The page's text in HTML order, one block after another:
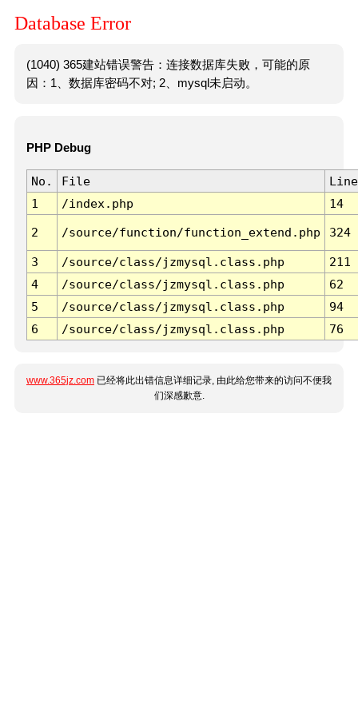
Database Error
(1040) 365建站错误警告：连接数据库失败，可能的原
因：1、数据库密码不对; 2、mysql未启动。
PHP Debug
No. File
Line
1
/index.php 14
2 /source/function/function_extend.php 324
3 /source/class/jzmysql.class.php
211
4
/source/class/jzmysql.class.php
62
5
/source/class/jzmysql.class.php
94
6
/source/class/jzmysql.class.php 76
www.365jz.com 已经将此出错信息详细记录, 由此给您带来的访问不便我
们深感歉意.